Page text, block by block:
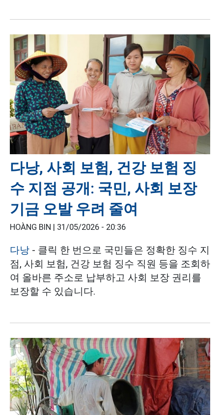
다낭, 사회 보험, 건강 보험 징
수 지점 공개: 국민, 사회 보장
기금 오발 우려 줄여
HOÀNG BIN | 31/05/2026 - 20:36
다낭 - 클릭 한 번으로 국민들은 정확한 징수 지
점, 사회 보험, 건강 보험 징수 직원 등을 조회하
여 올바른 주소로 납부하고 사회 보장 권리를
보장할 수 있습니다.